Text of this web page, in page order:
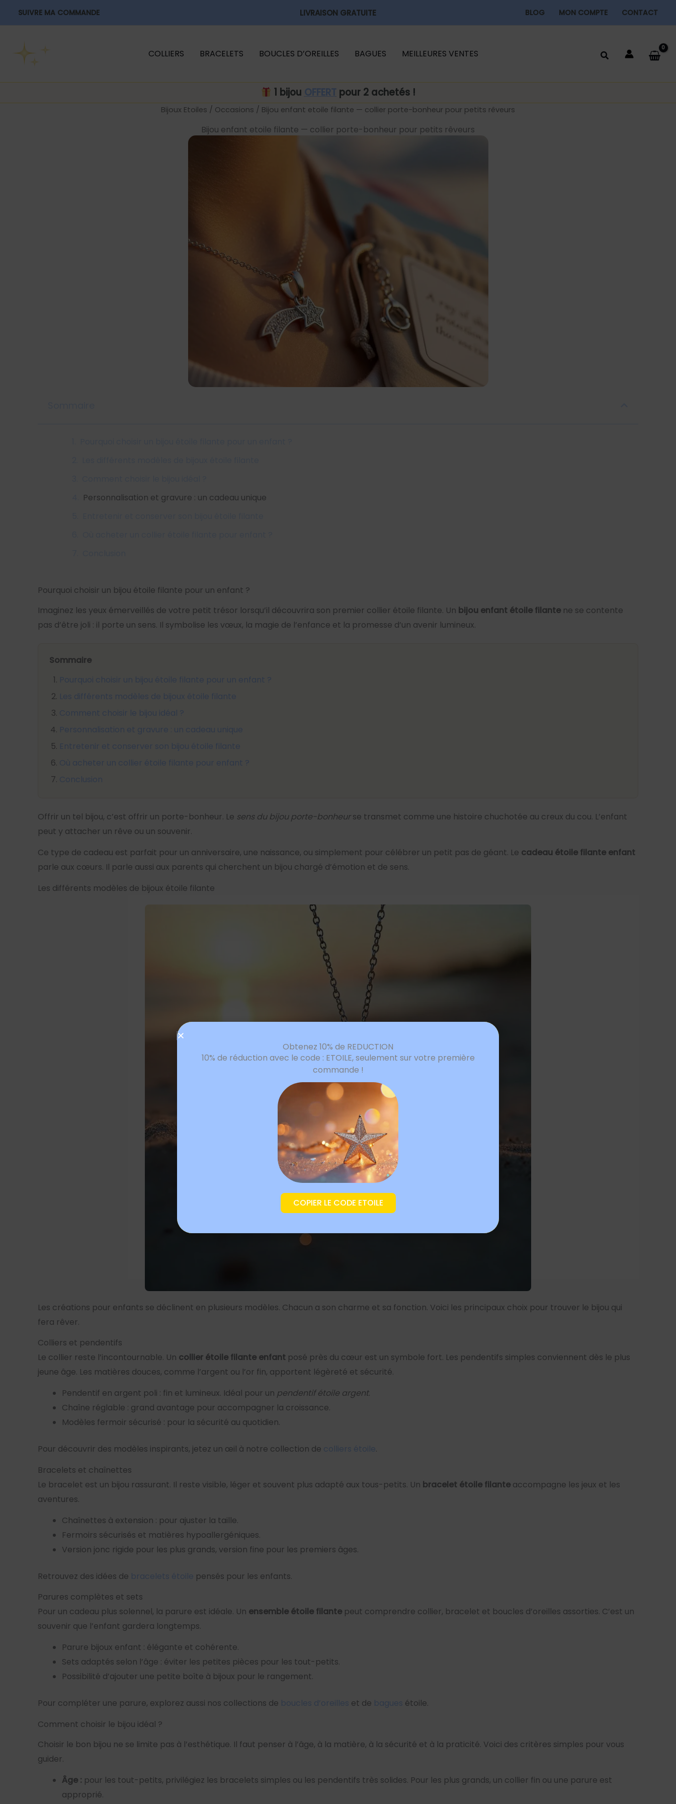
SUIVRE MA COMMANDE LIVRAISON GRATUITE BLOG MON COMPTE CONTACT
COLLIERS BRACELETS BOUCLES D’OREILLES BAGUES MEILLEURES VENTES
1 bijou OFFERT pour 2 achetés !
Bijoux Etoiles / Occasions / Bijou enfant etoile filante — collier porte-bonheur pour petits rêveurs
Bijou enfant etoile filante — collier porte-bonheur pour petits rêveurs
Personnalisation et gravure : un cadeau unique
Pourquoi choisir un bijou étoile filante pour un enfant ?
Imaginez les yeux émerveillés de votre petit trésor lorsqu’il découvrira son premier collier étoile filante. Un bijou enfant étoile filante ne se contente
pas d’être joli : il porte un sens. Il symbolise les vœux, la magie de l’enfance et la promesse d’un avenir lumineux.
Sommaire
Pourquoi choisir un bijou étoile filante pour un enfant ?
Les différents modèles de bijoux étoile filante
Comment choisir le bijou idéal ?
Personnalisation et gravure : un cadeau unique
Entretenir et conserver son bijou étoile filante
Où acheter un collier étoile filante pour enfant ?
Conclusion
Offrir un tel bijou, c’est offrir un porte-bonheur. Le sens du bijou porte-bonheurse transmet comme une histoire chuchotée au creux du cou. L’enfant
peut y attacher un rêve ou un souvenir.
Ce type de cadeau est parfait pour un anniversaire, une naissance, ou simplement pour célébrer un petit pas de géant. Le cadeau étoile filante enfant
parle aux cœurs. Il parle aussi aux parents qui cherchent un bijou chargé d’émotion et de sens.
Les différents modèles de bijoux étoile filante
Les créations pour enfants se déclinent en plusieurs modèles. Chacun a son charme et sa fonction. Voici les principaux choix pour trouver le bijou qui
fera rêver.
Colliers et pendentifs
Le collier reste l’incontournable. Un collier étoile filante enfant posé près du cœur est un symbole fort. Les pendentifs simples conviennent dès le plus
jeune âge. Les matières douces, comme l’argent ou l’or fin, apportent légèreté et sécurité.
Pendentif en argent poli : fin et lumineux. Idéal pour un pendentif étoile argent.
Chaîne réglable : grand avantage pour accompagner la croissance.
Modèles fermoir sécurisé : pour la sécurité au quotidien.
Pour découvrir des modèles inspirants, jetez un œil à notre collection de colliers étoile.
Bracelets et chaînettes
Le bracelet est un bijou rassurant. Il reste visible, léger et souvent plus adapté aux tous-petits. Un bracelet étoile filante accompagne les jeux et les
aventures.
Chaînettes à extension : pour ajuster la taille.
Fermoirs sécurisés et matières hypoallergéniques.
Version jonc rigide pour les plus grands, version fine pour les premiers âges.
Retrouvez des idées de bracelets étoile pensés pour les enfants.
Parures complètes et sets
Pour un cadeau plus solennel, la parure est idéale. Un ensemble étoile filante peut comprendre collier, bracelet et boucles d’oreilles assorties. C’est un
souvenir que l’enfant gardera longtemps.
Parure bijoux enfant : élégante et cohérente.
Sets adaptés selon l’âge : éviter les petites pièces pour les tout-petits.
Possibilité d’ajouter une petite boîte à bijoux pour le rangement.
Pour compléter une parure, explorez aussi nos collections de boucles d’oreilles et de bagues étoile.
Comment choisir le bijou idéal ?
Choisir le bon bijou ne se limite pas à l’esthétique. Il faut penser à l’âge, à la matière, à la sécurité et à la praticité. Voici des critères simples pour vous
guider.
Âge : pour les tout-petits, privilégiez les bracelets simples ou les pendentifs très solides. Pour les plus grands, un collier fin ou une parure est
approprié.
Obtenez 10% de REDUCTION
10% de réduction avec le code : ETOILE, seulement sur votre première
commande !
COPIER LE CODE ETOILE